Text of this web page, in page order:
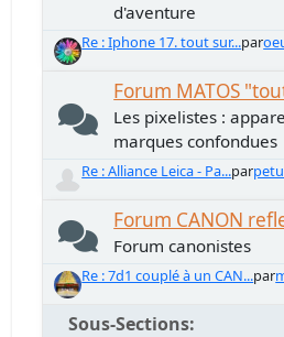
d'aventure
Re : Iphone 17. tout sur...par
Forum MATOS
Les pixelistes :
marques confondues
Re : Alliance Leica - Pa...par
Forum CANON
Forum canonistes
Re : 7d1 couplé à un CAN...par
Sous-Sections